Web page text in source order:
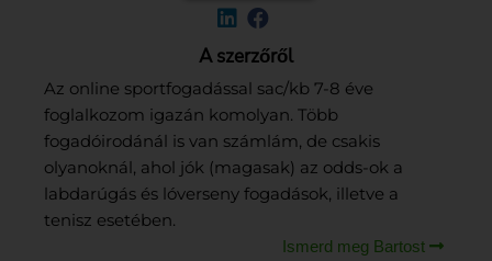
A szerzőről
Az online sportfogadással sac/kb 7-8 éve
foglalkozom igazán komolyan. Több
fogadóirodánál is van számlám, de csakis
olyanoknál, ahol jók (magasak) az odds-ok a
labdarúgás és lóverseny fogadások, illetve a
tenisz esetében.
Ismerd meg Bartost